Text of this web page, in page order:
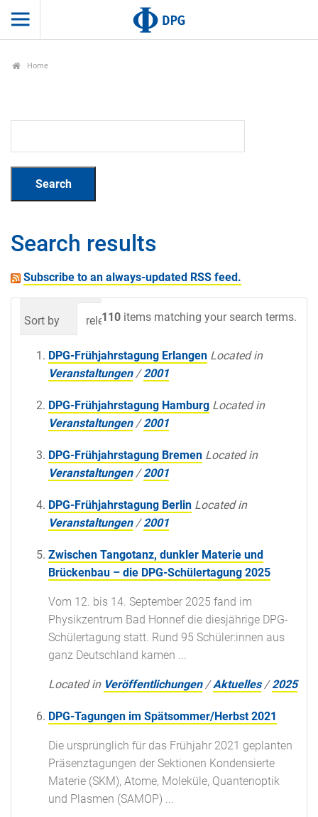
Home
Search results
Subscribe to an always-updated RSS feed.
110 items matching your search terms.
Sort by relevance date (newest first)
DPG-Frühjahrstagung Erlangen Located in
Veranstaltungen /2001
DPG-Frühjahrstagung Hamburg Located in
Veranstaltungen /2001
DPG-Frühjahrstagung Bremen Located in
Veranstaltungen /2001
DPG-Frühjahrstagung Berlin Located in
Veranstaltungen /2001
Zwischen Tangotanz, dunkler Materie und
Brückenbau – die DPG-Schülertagung 2025
Vom 12. bis 14. September 2025 fand im
Physikzentrum Bad Honnef die diesjährige DPG-
Schülertagung statt. Rund 95 Schüler:innen aus
ganz Deutschland kamen ...
Located in Veröffentlichungen /Aktuelles /2025
DPG-Tagungen im Spätsommer/Herbst 2021
Die ursprünglich für das Frühjahr 2021 geplanten
Präsenztagungen der Sektionen Kondensierte
Materie (SKM), Atome, Moleküle, Quantenoptik
und Plasmen (SAMOP) ...